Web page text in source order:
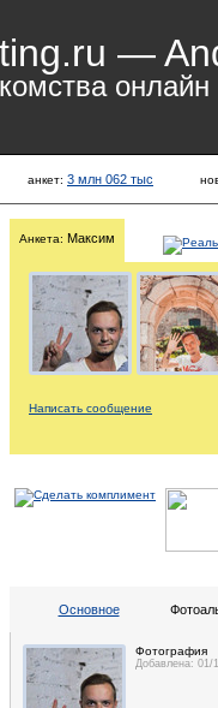
—
онлайн
анкет: 3 млн 062 тыс
Анкета: Максим
Написать сообщение
Основное
Фотография
Добавлена: 01/